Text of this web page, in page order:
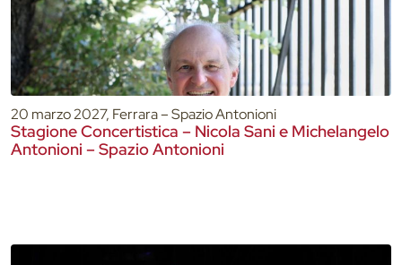
20 marzo 2027, Ferrara – Spazio Antonioni
Stagione Concertistica – Nicola Sani e Michelangelo
Antonioni – Spazio Antonioni